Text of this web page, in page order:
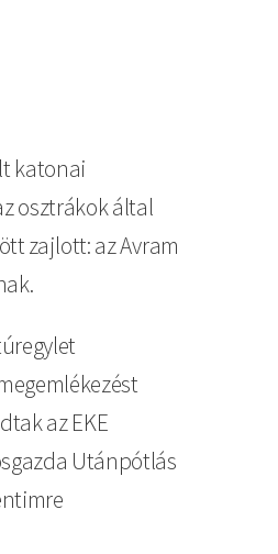
katonai
osztrákok által
zajlott: az Avram
az EKE
Utánpótlás